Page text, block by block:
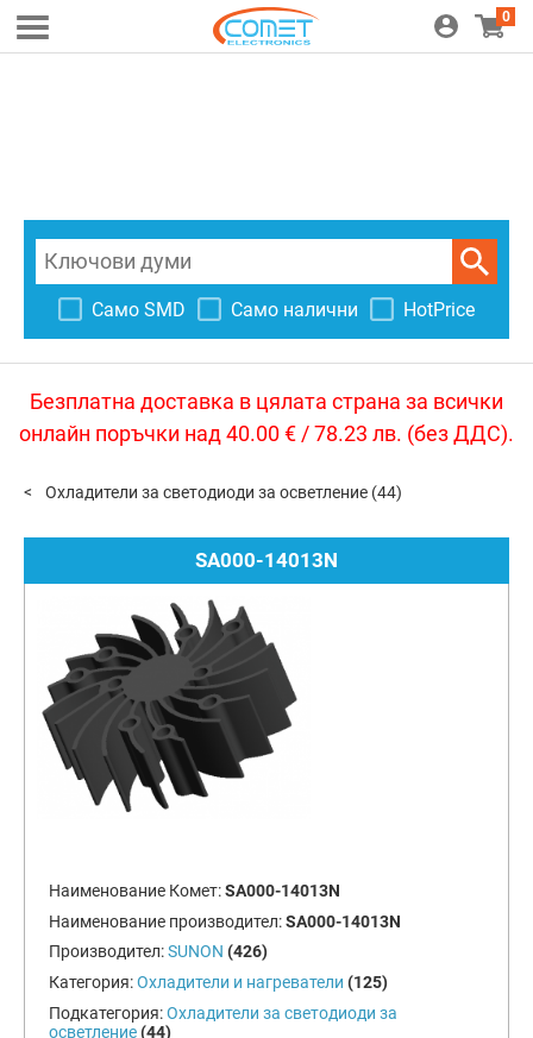
0
Само SMD Само налични HotPrice
Безплатна доставка в цялата страна за всички
онлайн поръчки над 40.00 € / 78.23 лв. (без ДДС).
Охладители за светодиоди за осветление (44)
SA000-14013N
Наименование Комет:SA000-14013N
Наименование производител:SA000-14013N
Производител:SUNON (426)
Категория:Охладители и нагреватели (125)
Подкатегория:Охладители за светодиоди за
осветление (44)